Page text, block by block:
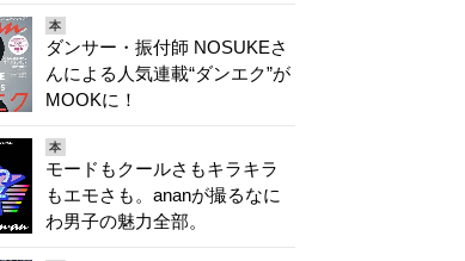
本
ダンサー・振付師 NOSUKEさ
んによる人気連載“ダンエク”が
MOOKに！
本
モードもクールさもキラキラ
もエモさも。ananが撮るなに
わ男子の魅力全部。